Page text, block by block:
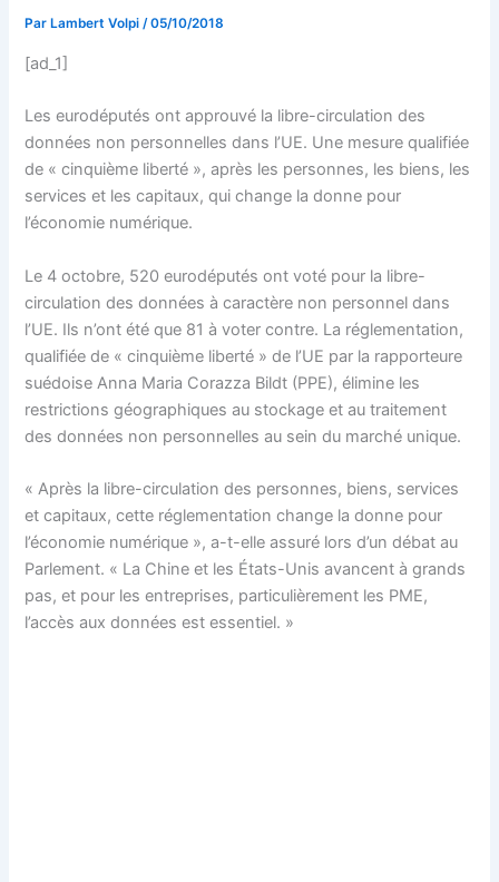
Par Lambert Volpi/05/10/2018
[ad_1]
Les eurodéputés ont approuvé la libre-circulation des
données non personnelles dans l’UE. Une mesure qualifiée
de « cinquième liberté », après les personnes, les biens, les
services et les capitaux, qui change la donne pour
l’économie numérique.
Le 4 octobre, 520 eurodéputés ont voté pour la libre-
circulation des données à caractère non personnel dans
l’UE. Ils n’ont été que 81 à voter contre. La réglementation,
qualifiée de « cinquième liberté » de l’UE par la rapporteure
suédoise Anna Maria Corazza Bildt (PPE), élimine les
restrictions géographiques au stockage et au traitement
des données non personnelles au sein du marché unique.
« Après la libre-circulation des personnes, biens, services
et capitaux, cette réglementation change la donne pour
l’économie numérique », a-t-elle assuré lors d’un débat au
Parlement. « La Chine et les États-Unis avancent à grands
pas, et pour les entreprises, particulièrement les PME,
l’accès aux données est essentiel. »